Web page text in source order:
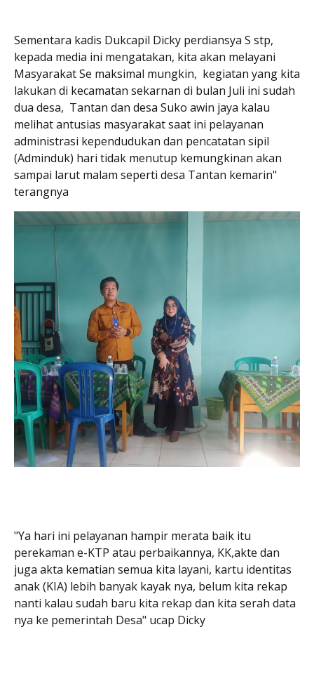
Sementara kadis Dukcapil Dicky perdiansya S stp,
kepada media ini mengatakan, kita akan melayani
Masyarakat Se maksimal mungkin, kegiatan yang kita
lakukan di kecamatan sekarnan di bulan Juli ini sudah
dua desa, Tantan dan desa Suko awin jaya kalau
melihat antusias masyarakat saat ini pelayanan
administrasi kependudukan dan pencatatan sipil
(Adminduk) hari tidak menutup kemungkinan akan
sampai larut malam seperti desa Tantan kemarin"
terangnya
"Ya hari ini pelayanan hampir merata baik itu
perekaman e-KTP atau perbaikannya, KK,akte dan
juga akta kematian semua kita layani, kartu identitas
anak (KIA) lebih banyak kayak nya, belum kita rekap
nanti kalau sudah baru kita rekap dan kita serah data
nya ke pemerintah Desa" ucap Dicky